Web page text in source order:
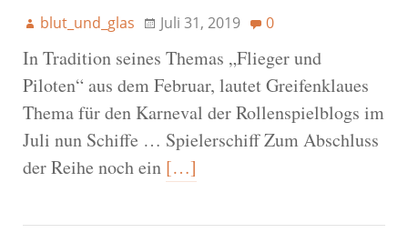
blut_und_glas Juli 31, 2019 0
In Tradition seines Themas „Flieger und
Piloten“ aus dem Februar, lautet Greifenklaues
Thema für den Karneval der Rollenspielblogs im
Juli nun Schiffe … Spielerschiff Zum Abschluss
der Reihe noch ein […]